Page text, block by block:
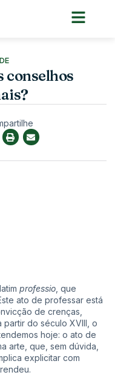
conselhos
professio , que
ato de professar está
de crenças,
partir do século XVIII, o
hoje: o ato de
arte, que, sem dúvida,
explicitar com